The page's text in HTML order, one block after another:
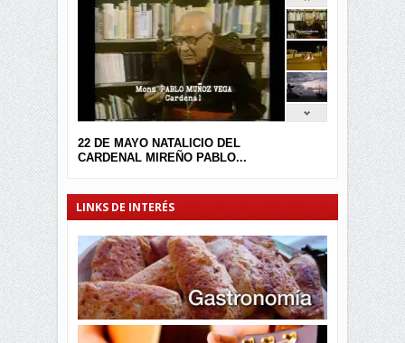
22 DE MAYO NATALICIO DEL
CARDENAL MIREÑO PABLO...
LINKS DE INTERÉS